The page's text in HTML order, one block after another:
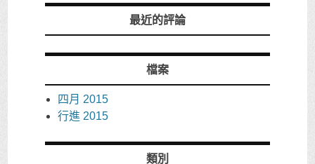
最近的評論
檔案
四月 2015
行進 2015
類別